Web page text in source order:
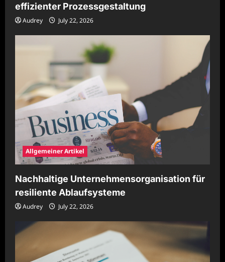
effizienter Prozessgestaltung
Audrey July 22, 2026
Allgemeiner Artikel
Nachhaltige Unternehmensorganisation für
resiliente Ablaufsysteme
Audrey July 22, 2026